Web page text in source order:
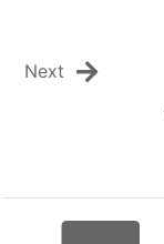
Next